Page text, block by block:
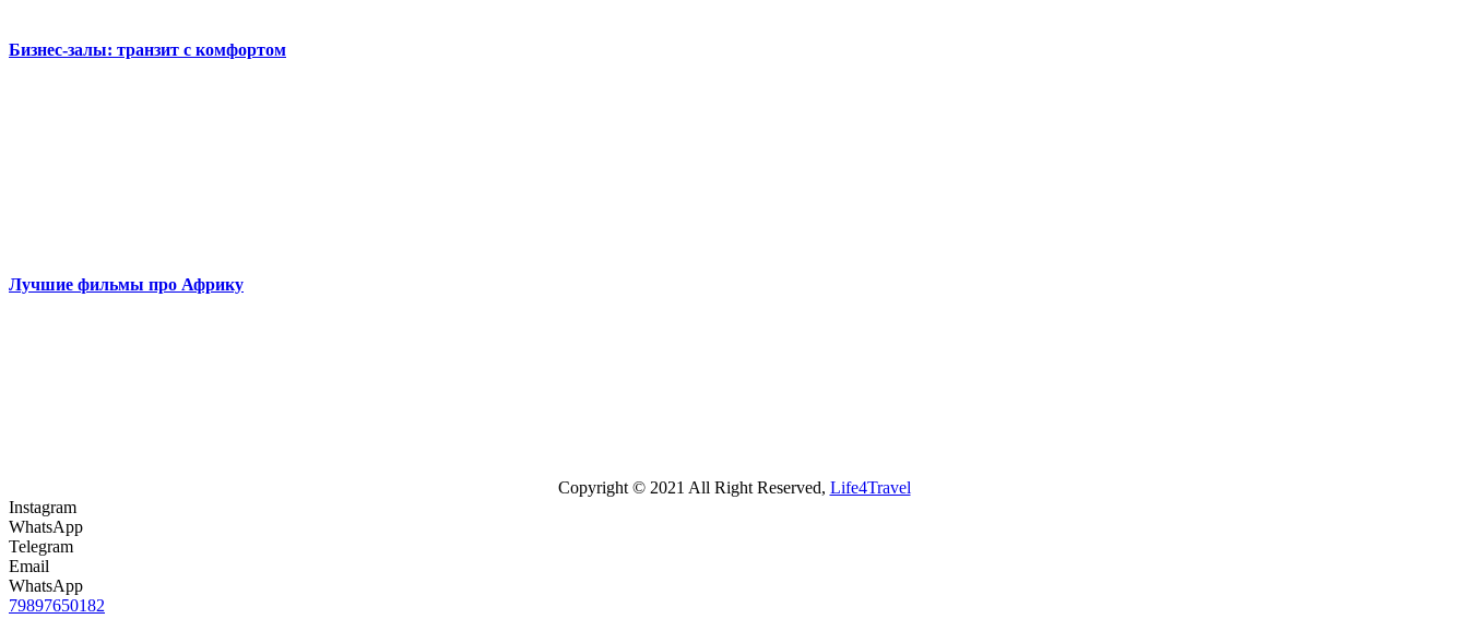
Бизнес-залы: транзит с комфортом
Лучшие фильмы про Африку
Copyright © 2021 All Right Reserved, Life4Travel
Instagram
WhatsApp
Telegram
Email
WhatsApp
79897650182